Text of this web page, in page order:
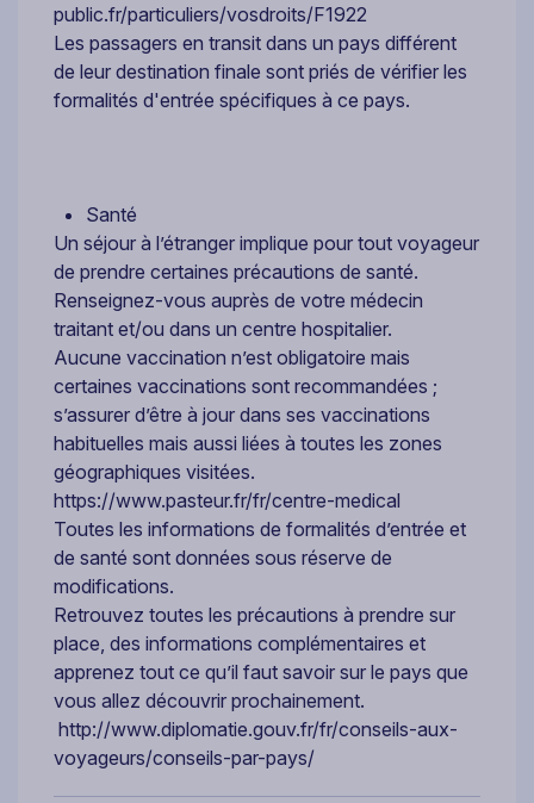
public.fr/particuliers/vosdroits/F1922
Les passagers en transit dans un pays différent
de leur destination finale sont priés de vérifier les
formalités d'entrée spécifiques à ce pays.
Santé
Un séjour à l’étranger implique pour tout voyageur
de prendre certaines précautions de santé.
Renseignez-vous auprès de votre médecin
traitant et/ou dans un centre hospitalier.
Aucune vaccination n’est obligatoire mais
certaines vaccinations sont recommandées ;
s’assurer d’être à jour dans ses vaccinations
habituelles mais aussi liées à toutes les zones
géographiques visitées.
https://www.pasteur.fr/fr/centre-medical
Toutes les informations de formalités d’entrée et
de santé sont données sous réserve de
modifications.
Retrouvez toutes les précautions à prendre sur
place, des informations complémentaires et
apprenez tout ce qu’il faut savoir sur le pays que
vous allez découvrir prochainement.
http://www.diplomatie.gouv.fr/fr/conseils-aux-
voyageurs/conseils-par-pays/